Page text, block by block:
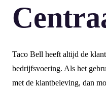
Taco Bell heeft altijd de
bedrijfsvoering. Als het
met de klantbeleving, dan